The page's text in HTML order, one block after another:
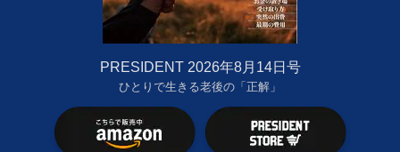
PRESIDENT 2026年8月14日号
ひとりで生きる老後の「正解」